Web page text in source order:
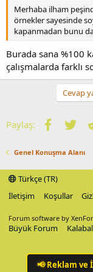
Merhaba ilham
örnekler sayesinde
kapanmadan bunu
Burada sana %100
çalışmalarda farklı
Cevap
Paylaş: Facebook
Genel Konuşma Alanı
Türkçe (TR)
İletişim
Koşullar
Forum software by
Büyük Forum
📢Reklam ve